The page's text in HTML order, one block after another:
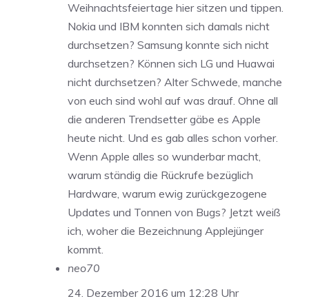
Weihnachtsfeiertage hier sitzen und tippen.
Nokia und IBM konnten sich damals nicht
durchsetzen? Samsung konnte sich nicht
durchsetzen? Können sich LG und Huawai
nicht durchsetzen? Alter Schwede, manche
von euch sind wohl auf was drauf. Ohne all
die anderen Trendsetter gäbe es Apple
heute nicht. Und es gab alles schon vorher.
Wenn Apple alles so wunderbar macht,
warum ständig die Rückrufe bezüglich
Hardware, warum ewig zurückgezogene
Updates und Tonnen von Bugs? Jetzt weiß
ich, woher die Bezeichnung Applejünger
kommt.
neo70
24. Dezember 2016 um 12:28 Uhr